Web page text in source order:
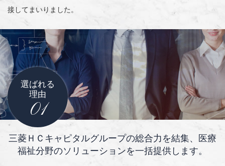
接してまいりました。
選ばれる
理由
01
三菱ＨＣキャピタルグループの総合力を結集、
医療
福祉分野のソリューションを一括提供します。